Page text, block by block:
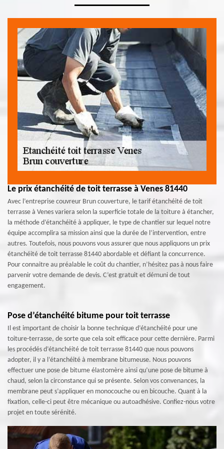
Le prix étanchéité de toit terrasse à Venes 81440
Avec l’entreprise couvreur Brun couverture, le tarif étanchéité de toit
terrasse à Venes variera selon la superficie totale de la toiture à étancher,
la méthode d’étanchéité à appliquer, le type de chantier sur lequel notre
équipe accomplira sa mission ainsi que la durée de l’intervention, entre
autres. Toutefois, nous pouvons vous assurer que nous appliquons un prix
étanchéité de toit terrasse 81440 abordable et défiant la concurrence.
Pour connaitre au préalable le coût du chantier, n’hésitez pas à nous faire
parvenir votre demande de devis. C’est gratuit et démuni de tout
engagement.
Pose d’étanchéité bitume pour toit terrasse
Il est important de choisir la bonne technique d’étanchéité pour une
toiture-terrasse, de sorte que cela soit efficace pour cette dernière. Parmi
les procédés d’étanchéité de toit terrasse 81440 que nous pouvons
adopter, il y a l’étanchéité à membrane bitumeuse. Nous pouvons
effectuer une pose de bitume élastomère ainsi qu’une pose de bitume à
chaud, selon la circonstance qui se présente. Selon vos convenances, la
membrane peut s’appliquer en monocouche ou en bicouche. Quant à la
fixation, celle-ci peut être mécanique ou autoadhésive. Confiez-nous votre
projet en toute sérénité.